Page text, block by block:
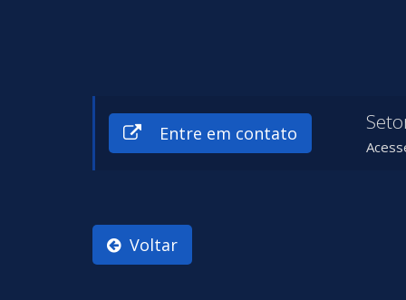
Entre em contato
Voltar